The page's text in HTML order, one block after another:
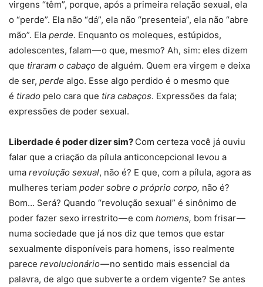
virgens “têm”, porque, após a primeira relação sexual, ela
o “perde”. Ela não “dá”, ela não “presenteia”, ela não “abre
mão”. Ela perde. Enquanto os moleques, estúpidos,
adolescentes, falam — o que, mesmo? Ah, sim: eles dizem
que tiraram o cabaço de alguém. Quem era virgem e deixa
de ser, perde algo. Esse algo perdido é o mesmo que
é tirado pelo cara que tira cabaços. Expressões da fala;
expressões de poder sexual.
Liberdade é poder dizer sim? Com certeza você já ouviu
falar que a criação da pílula anticoncepcional levou a
uma revolução sexual, não é? E que, com a pílula, agora as
mulheres teriam poder sobre o próprio corpo, não é?
Bom… Será? Quando “revolução sexual” é sinônimo de
poder fazer sexo irrestrito — e com homens, bom frisar —
numa sociedade que já nos diz que temos que estar
sexualmente disponíveis para homens, isso realmente
parece revolucionário —no sentido mais essencial da
palavra, de algo que subverte a ordem vigente? Se antes